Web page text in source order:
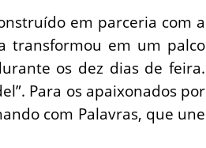
em parceria com a
transformou em um palco
os dez dias de feira.
Para os apaixonados por
com Palavras, que une